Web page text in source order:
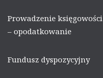
Prowadzenie księgowości
– opodatkowanie
Fundusz dyspozycyjny